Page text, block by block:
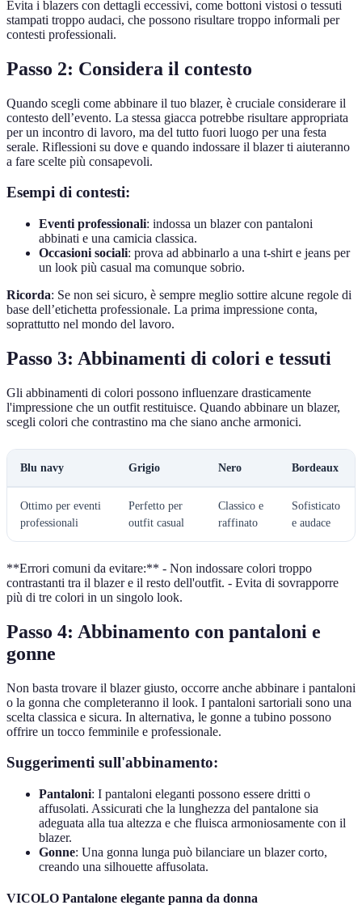
Evita i blazers con dettagli eccessivi, come bottoni vistosi o tessuti
stampati troppo audaci, che possono risultare troppo informali per
contesti professionali.
Passo 2: Considera il contesto
Quando scegli come abbinare il tuo blazer, è cruciale considerare il
contesto dell’evento. La stessa giacca potrebbe risultare appropriata
per un incontro di lavoro, ma del tutto fuori luogo per una festa
serale. Riflessioni su dove e quando indossare il blazer ti aiuteranno
a fare scelte più consapevoli.
Esempi di contesti:
Eventi professionali: indossa un blazer con pantaloni
abbinati e una camicia classica.
Occasioni sociali: prova ad abbinarlo a una t-shirt e jeans per
un look più casual ma comunque sobrio.
Ricorda: Se non sei sicuro, è sempre meglio sottire alcune regole di
base dell’etichetta professionale. La prima impressione conta,
soprattutto nel mondo del lavoro.
Passo 3: Abbinamenti di colori e tessuti
Gli abbinamenti di colori possono influenzare drasticamente
l'impressione che un outfit restituisce. Quando abbinare un blazer,
scegli colori che contrastino ma che siano anche armonici.
Blu navy Grigio Nero Bordeaux
Ottimo per eventi
professionali
Perfetto per
outfit casual
Classico e
raffinato
Sofisticato
e audace
**Errori comuni da evitare:** - Non indossare colori troppo
contrastanti tra il blazer e il resto dell'outfit. - Evita di sovrapporre
più di tre colori in un singolo look.
Passo 4: Abbinamento con pantaloni e
gonne
Non basta trovare il blazer giusto, occorre anche abbinare i pantaloni
o la gonna che completeranno il look. I pantaloni sartoriali sono una
scelta classica e sicura. In alternativa, le gonne a tubino possono
offrire un tocco femminile e professionale.
Suggerimenti sull'abbinamento:
Pantaloni: I pantaloni eleganti possono essere dritti o
affusolati. Assicurati che la lunghezza del pantalone sia
adeguata alla tua altezza e che fluisca armoniosamente con il
blazer.
Gonne: Una gonna lunga può bilanciare un blazer corto,
creando una silhouette affusolata.
VICOLO Pantalone elegante panna da donna